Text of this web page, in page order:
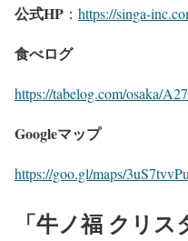
公式HP ： https://singa-
食べログ
https://tabelog.com/osaka/
Googleマップ
https://goo.gl/maps/
「牛ノ福 クリス